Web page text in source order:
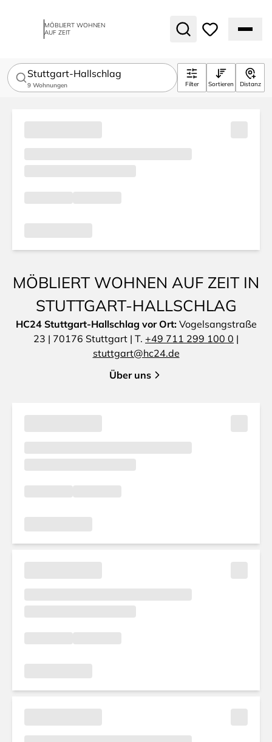
MÖBLIERT WOHNEN
AUF ZEIT
Stuttgart-Hallschlag
9 Wohnungen Filter Sortieren Distanz
MÖBLIERT WOHNEN AUF ZEIT IN
STUTTGART-HALLSCHLAG
HC24 Stuttgart-Hallschlag vor Ort: Vogelsangstraße
23 | 70176 Stuttgart | T. +49 711 299 100 0 |
stuttgart@hc24.de
Über uns